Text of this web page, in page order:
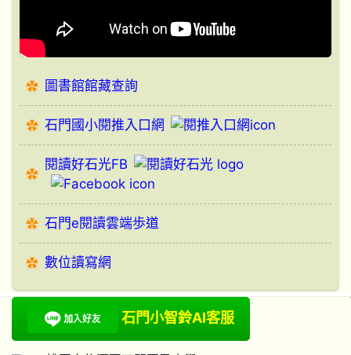
圖書館館藏查詢
石門國小閱推入口網
閱讀好石光FB
石門e閱讀雲端歩道
數位讀寫網
石門小智鈴AI客服